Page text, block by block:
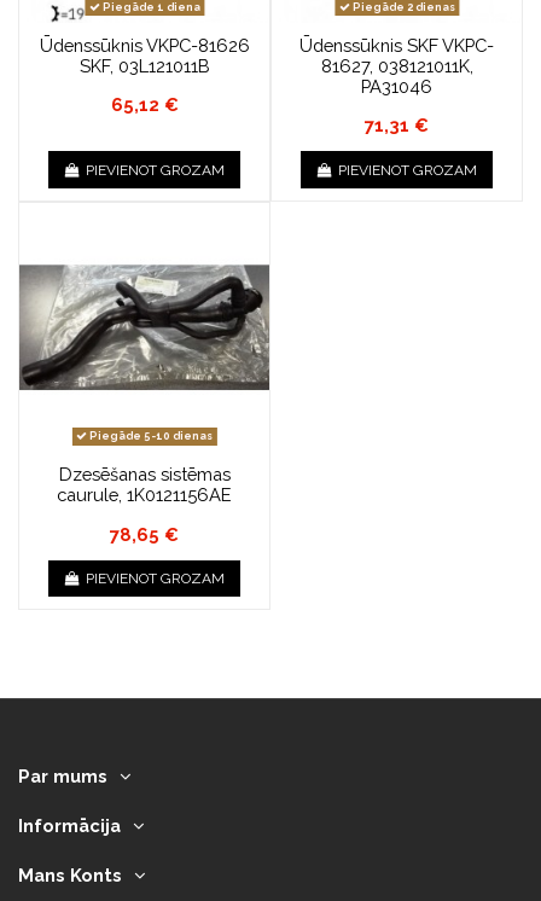
Piegāde 1 diena
Ūdenssūknis VKPC-81626
SKF, 03L121011B
65,12 €
PIEVIENOT GROZAM
Piegāde 2 dienas
Ūdenssūknis SKF VKPC-
81627, 038121011K,
PA31046
71,31 €
PIEVIENOT GROZAM
Piegāde 5-10 dienas
Dzesēšanas sistēmas
caurule, 1K0121156AE
78,65 €
PIEVIENOT GROZAM
Par mums
Informācija
Mans Konts